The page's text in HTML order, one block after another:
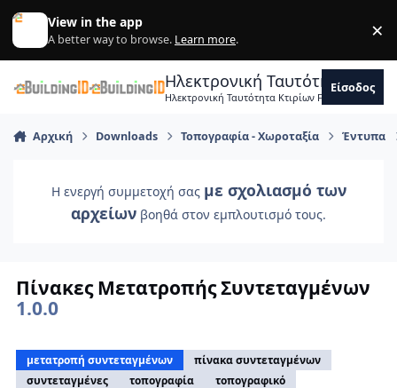
Skip to content
View in the app
A better way to browse. Learn more. ×
Ηλεκτρονική Ταυτότητα
Ηλεκτρονική Ταυτότητα Κτιρίων Forum
Είσοδος
Αρχική Downloads Τοπογραφία - Χωροταξία Έντυπα
Η ενεργή συμμετοχή σας με σχολιασμό των
αρχείων βοηθά στον εμπλουτισμό τους.
Πίνακες Μετατροπής Συντεταγμένων
1.0.0
μετατροπή συντεταγμένων
πίνακα συντεταγμένων
συντεταγμένες
τοπογραφία τοπογραφικό